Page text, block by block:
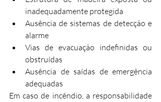
inadequadamente protegida
Ausência de sistemas de detecção e
alarme
Vias de evacuação indefinidas ou
obstruídas
Ausência de saídas de emergência
adequadas
Em caso de incêndio, a responsabilidade